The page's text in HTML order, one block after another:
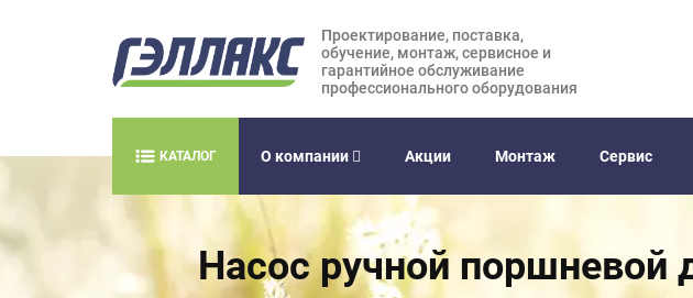
Проектирование, поставка,
обучение, монтаж, сервисное и
гарантийное обслуживание
профессионального оборудования
КАТАЛОГ О компании Акции Монтаж Сервис
Насос ручной поршневой